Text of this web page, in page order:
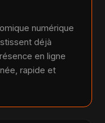
numérique
déjà
en ligne
rapide et